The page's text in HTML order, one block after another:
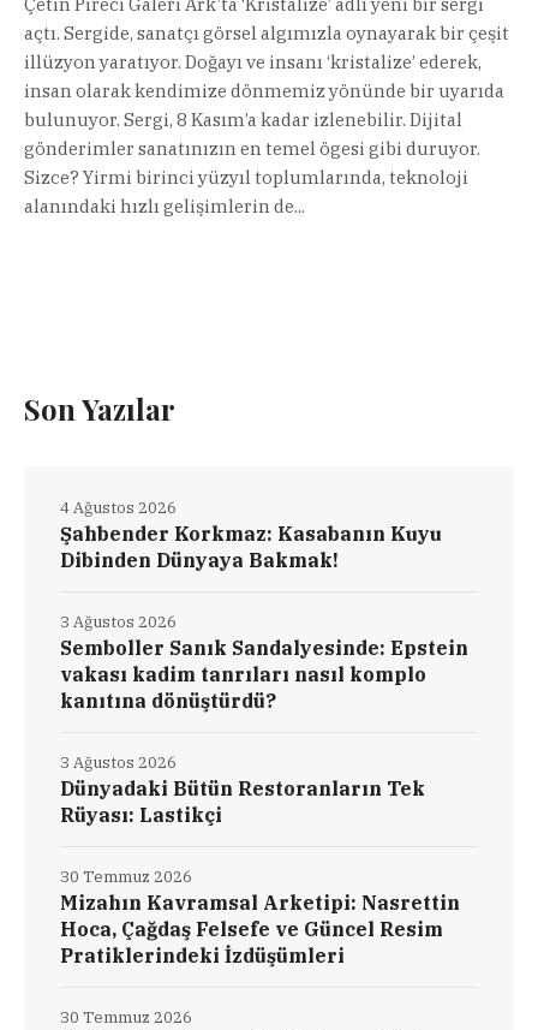
Çetin Pireci Galeri Ark’ta ‘Kristalize’ adlı yeni bir sergi
açtı. Sergide, sanatçı görsel algımızla oynayarak bir çeşit
illüzyon yaratıyor. Doğayı ve insanı ‘kristalize’ ederek,
insan olarak kendimize dönmemiz yönünde bir uyarıda
bulunuyor. Sergi, 8 Kasım’a kadar izlenebilir. Dijital
gönderimler sanatınızın en temel ögesi gibi duruyor.
Sizce? Yirmi birinci yüzyıl toplumlarında, teknoloji
alanındaki hızlı gelişimlerin de...
Son Yazılar
Şahbender Korkmaz: Kasabanın Kuyu
Dibinden Dünyaya Bakmak!
4 Ağustos 2026
Semboller Sanık Sandalyesinde: Epstein
vakası kadim tanrıları nasıl komplo
kanıtına dönüştürdü?
3 Ağustos 2026
Dünyadaki Bütün Restoranların Tek
Rüyası: Lastikçi
3 Ağustos 2026
Mizahın Kavramsal Arketipi: Nasrettin
Hoca, Çağdaş Felsefe ve Güncel Resim
Pratiklerindeki İzdüşümleri
30 Temmuz 2026
30 Temmuz 2026